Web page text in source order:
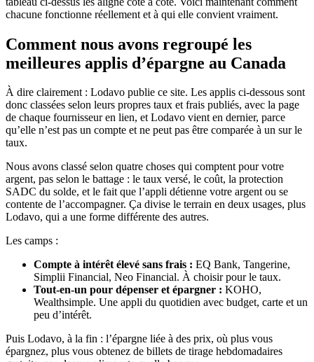
chacune fonctionne réellement et à qui elle convient vraiment.
Comment nous avons regroupé les
meilleures applis d’épargne au Canada
À dire clairement : Lodavo publie ce site. Les applis ci-dessous sont
donc classées selon leurs propres taux et frais publiés, avec la page
de chaque fournisseur en lien, et Lodavo vient en dernier, parce
qu’elle n’est pas un compte et ne peut pas être comparée à un sur le
taux.
Nous avons classé selon quatre choses qui comptent pour votre
argent, pas selon le battage : le taux versé, le coût, la protection
SADC du solde, et le fait que l’appli détienne votre argent ou se
contente de l’accompagner. Ça divise le terrain en deux usages, plus
Lodavo, qui a une forme différente des autres.
Les camps :
Compte à intérêt élevé sans frais : EQ Bank, Tangerine,
Simplii Financial, Neo Financial. À choisir pour le taux.
Tout-en-un pour dépenser et épargner : KOHO,
Wealthsimple. Une appli du quotidien avec budget, carte et un
peu d’intérêt.
Puis Lodavo, à la fin : l’épargne liée à des prix, où plus vous
épargnez, plus vous obtenez de billets de tirage hebdomadaires